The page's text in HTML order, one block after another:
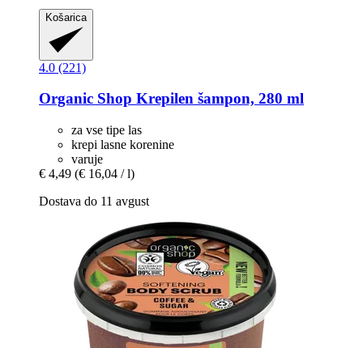
Košarica
4.0 (221)
Organic Shop Krepilen šampon, 280 ml
za vse tipe las
krepi lasne korenine
varuje
€ 4,49 (€ 16,04 / l)
Dostava do 11 avgust